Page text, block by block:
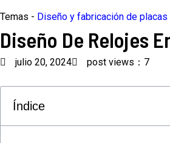
Temas - Diseño y fabricación de
Diseño De Relojes
julio 20, 2024 post views：7
Índice